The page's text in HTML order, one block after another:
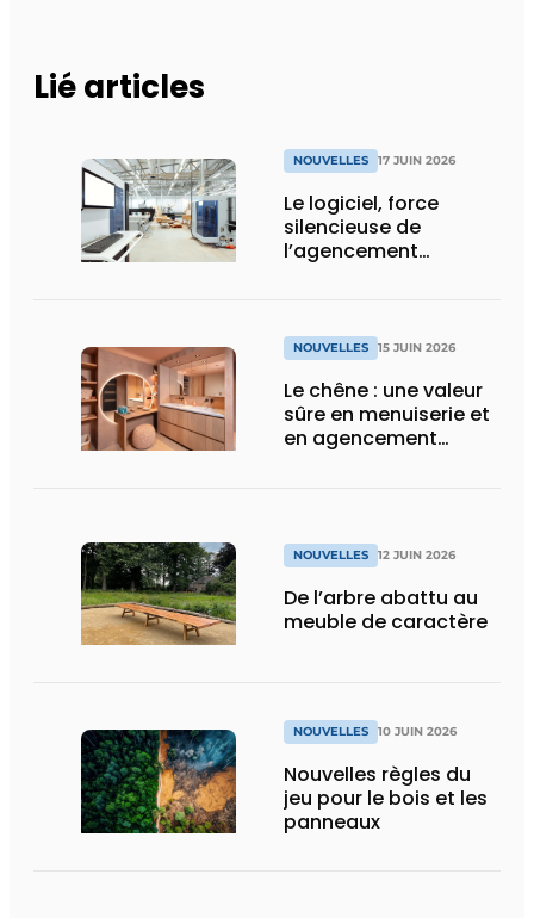
Lié articles
NOUVELLES 17 JUIN 2026
Le logiciel, force
silencieuse de
l’agencement
NOUVELLES 15 JUIN 2026
Le chêne : une valeur
sûre en menuiserie et
en agencement
NOUVELLES 12 JUIN 2026
De l’arbre abattu au
meuble de caractère
NOUVELLES 10 JUIN 2026
Nouvelles règles du
jeu pour le bois et les
panneaux